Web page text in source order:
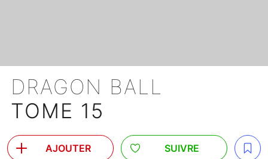
DRAGON BALL
TOME 15
AJOUTER SUIVRE